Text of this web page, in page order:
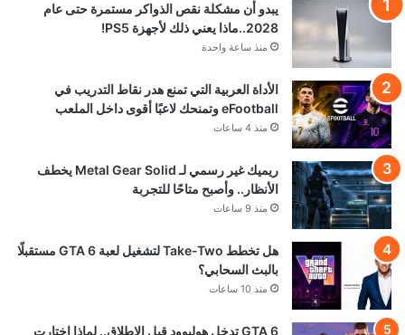
يبدو أن مشكلة نقص الذواكر مستمرة حتى عام
2028..ماذا يعني ذلك لأجهزة PS5!
منذ ساعة واحدة
الأداة العربية التي تمنع هدر نقاط التدريب في
eFootball وتمنحك لاعبًا أقوى داخل الملعب
منذ 4 ساعات
ريميك غير رسمي لـ Metal Gear Solid يخطف
الأنظار.. وأصبح متاحًا للتجربة
منذ 9 ساعات
هل تخطط Take-Two لتشغيل لعبة GTA 6 مستقبلًا
بالبث السحابي؟
منذ 10 ساعات
GTA 6 تدخل هوليوود قبل الإطلاق.. لماذا اختارت